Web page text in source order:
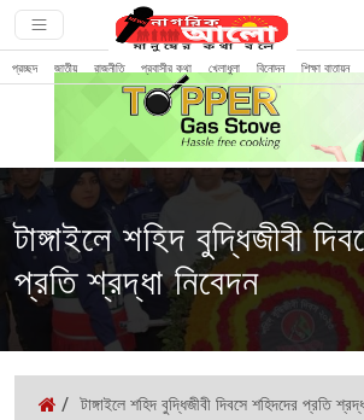
প্রচ্ছদ জাতীয় রাজনীতি প্রবাসীর কথা খেলাধুলা বিনোদন শিক্ষা বাতায়ন
টাঙ্গাইলে শহিদ বুদ্ধিজীবী
প্রতি শ্রদ্ধা নিবেদন
/ টাঙ্গাইলে শহিদ বুদ্ধিজীবী দিবসে শহিদদের প্রতি